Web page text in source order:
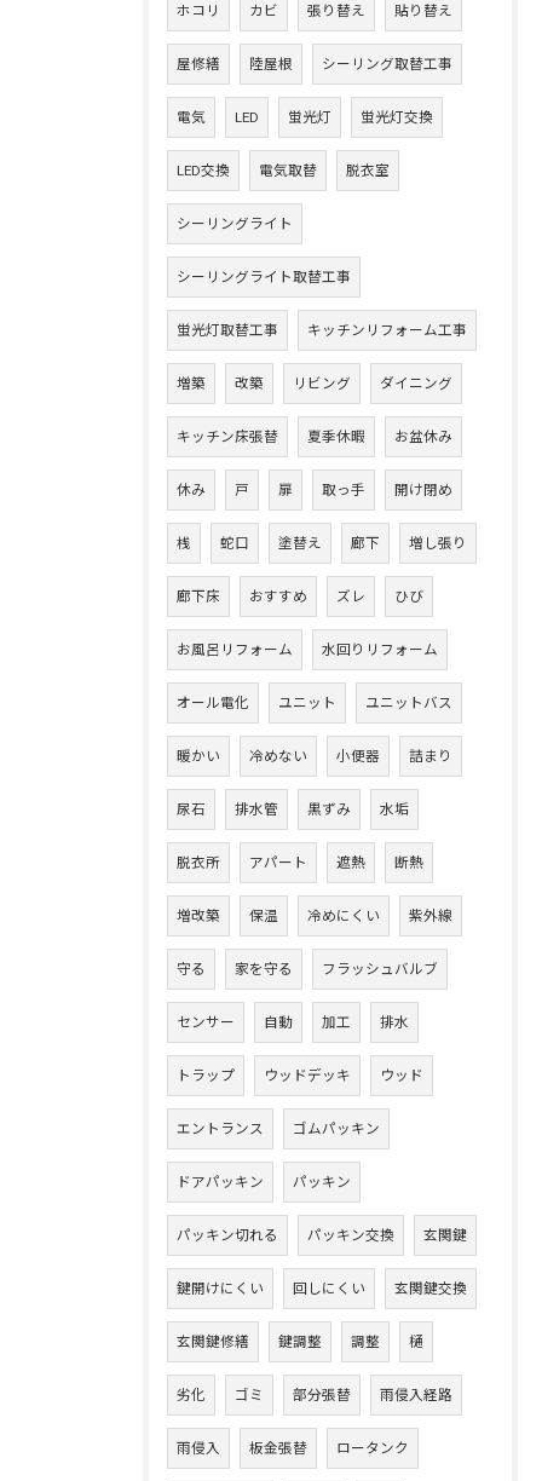
ホコリ カビ 張り替え 貼り替え
屋修繕 陸屋根 シーリング取替工事
電気 LED 蛍光灯 蛍光灯交換
LED交換 電気取替 脱衣室
シーリングライト
シーリングライト取替工事
蛍光灯取替工事 キッチンリフォーム工事
増築 改築 リビング ダイニング
キッチン床張替 夏季休暇 お盆休み
休み 戸 扉 取っ手 開け閉め
桟 蛇口 塗替え 廊下 増し張り
廊下床 おすすめ ズレ ひび
お風呂リフォーム 水回りリフォーム
オール電化 ユニット ユニットバス
暖かい 冷めない 小便器 詰まり
尿石 排水管 黒ずみ 水垢
脱衣所 アパート 遮熱 断熱
増改築 保温 冷めにくい 紫外線
守る 家を守る フラッシュバルブ
センサー 自動 加工 排水
トラップ ウッドデッキ ウッド
エントランス ゴムパッキン
ドアパッキン パッキン
パッキン切れる パッキン交換 玄関鍵
鍵開けにくい 回しにくい 玄関鍵交換
玄関鍵修繕 鍵調整 調整 樋
劣化 ゴミ 部分張替 雨侵入経路
雨侵入 板金張替 ロータンク